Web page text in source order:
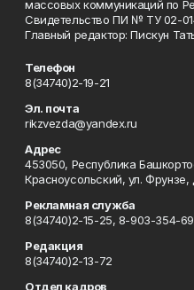
массовых коммуникаций по
Свидетельство ПИ № ТУ 02-
Главный редактор: Пискун
Телефон
8(34740)2-19-21
Эл. почта
rikzvezda@yandex.ru
Адрес
453050, Республика
Красноусольский, ул. Фрунзе,
Рекламная служба
8(34740)2-15-25, 8-903-354-
Редакция
8(34740)2-13-72
Отдел кадров